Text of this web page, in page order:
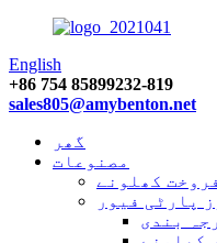
English
+86 754 85899232-819
sales805@amybenton.net
گھر
مصنوعات
کھلونے
پارٹی فیور
بندی